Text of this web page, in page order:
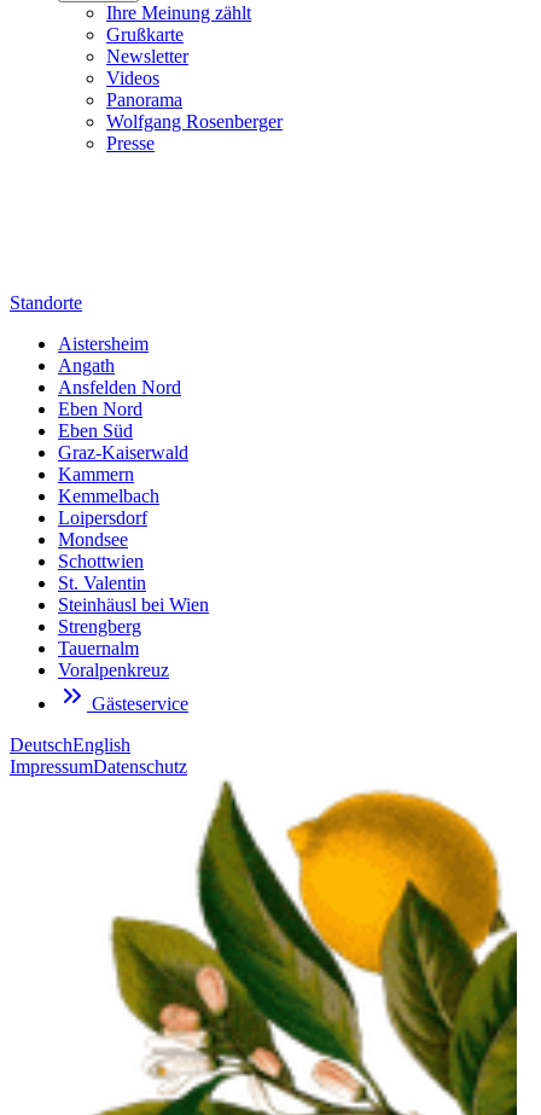
Ihre Meinung zählt
Grußkarte
Newsletter
Videos
Panorama
Wolfgang Rosenberger
Presse
Standorte
Aistersheim
Angath
Ansfelden Nord
Eben Nord
Eben Süd
Graz-Kaiserwald
Kammern
Kemmelbach
Loipersdorf
Mondsee
Schottwien
St. Valentin
Steinhäusl bei Wien
Strengberg
Tauernalm
Voralpenkreuz
Gästeservice
DeutschEnglish
ImpressumDatenschutz